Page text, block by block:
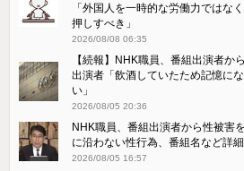
「外国人を一時的な労働力ではな
押しすべき」
2026/08/08 06:35
【続報】NHK職員、番組出演者
出演者「飲酒していたため記憶に
い」
2026/08/05 20:36
NHK職員、番組出演者から性被
に沿わない性行為、番組名など詳
2026/08/05 16:57